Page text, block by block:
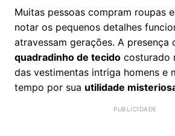
Muitas pessoas compram roupas
notar os pequenos detalhes
atravessam gerações. A presença
quadradinho de tecido costurado
das vestimentas intriga homens e
tempo por sua utilidade